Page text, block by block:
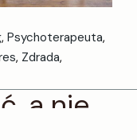
Psychoterapeuta
Zdrada
a nie